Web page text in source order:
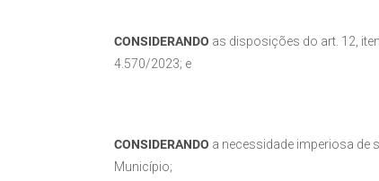
CONSIDERANDO as disposições do art. 12,
4.570/2023; e
CONSIDERANDO a necessidade imperiosa de
Município;